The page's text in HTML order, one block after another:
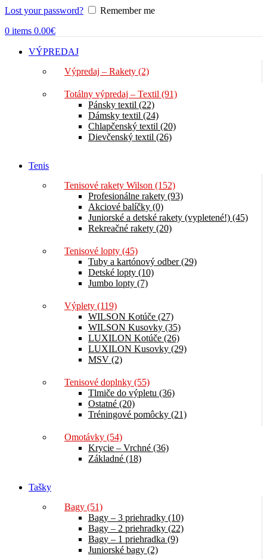
Lost your password?
Remember me
0 items 0.00€
VÝPREDAJ
Výpredaj – Rakety (2)
Totálny výpredaj – Textil (91)
Pánsky textil (22)
Dámsky textil (24)
Chlapčenský textil (20)
Dievčenský textil (26)
Tenis
Tenisové rakety Wilson (152)
Profesionálne rakety (93)
Akciové balíčky (0)
Juniorské a detské rakety (vypletené!) (45)
Rekreačné rakety (20)
Tenisové lopty (45)
Tuby a kartónový odber (29)
Detské lopty (10)
Jumbo lopty (7)
Výplety (119)
WILSON Kotúče (27)
WILSON Kusovky (35)
LUXILON Kotúče (26)
LUXILON Kusovky (29)
MSV (2)
Tenisové doplnky (55)
Tlmiče do výpletu (36)
Ostatné (20)
Tréningové pomôcky (21)
Omotávky (54)
Krycie – Vrchné (36)
Základné (18)
Tašky
Bagy (51)
Bagy – 3 priehradky (10)
Bagy – 2 priehradky (22)
Bagy – 1 priehradka (9)
Juniorské bagy (2)